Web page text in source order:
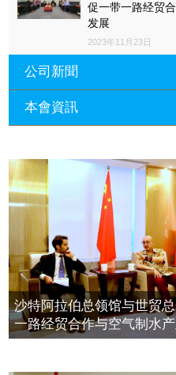
促一带一路经贸
发展
2023年11月23日
公司新聞
一带一路经贸合
2023年11月23日
埃及总领事会晤
带一路经贸合作
2023年11月23日
拿督斯里吴罡豪
带一路经贸合作
2023年11月23日
本會資訊
長瑚蒞臨 天泉鼎
量波量子研究院
2021年12月10日
標量波光量子導
督斯裏吳達鎔教授
2021年12月10日
空氣制水發明人
境科政商管治聯
沙特阿拉伯总领馆与世贸
一路经贸合作与空气制水